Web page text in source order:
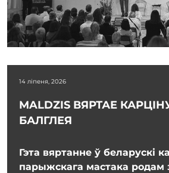
14 ліпеня, 2026
MALDZIS ВЯРТАЕ
БАЛГЛЕЯ
Гэта вяртанне ў беларускі
парыжскага мастака родам